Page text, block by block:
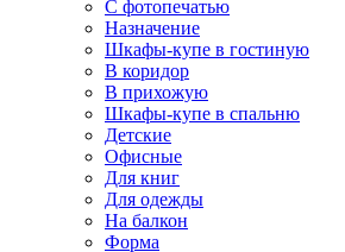
С фотопечатью
Назначение
Шкафы-купе в гостиную
В коридор
В прихожую
Шкафы-купе в спальню
Детские
Офисные
Для книг
Для одежды
На балкон
Форма